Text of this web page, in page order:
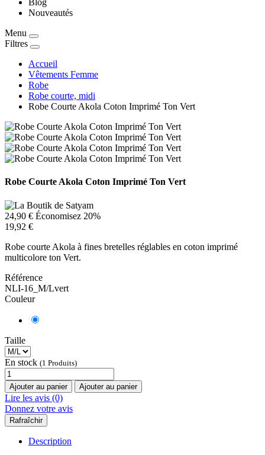
Blog
Nouveautés
Menu
Filtres
Accueil
Vêtements Femme
Robe
Robe courte, midi
Robe Courte Akola Coton Imprimé Ton Vert
Robe Courte Akola Coton Imprimé Ton Vert
24,90 € Économisez 20%
19,92 €
Robe courte Akola à fines bretelles réglables en coton imprimé
multicolore ton Vert.
Référence
NLI-16_M/Lvert
Couleur
Taille
En stock (1 Produits)
Ajouter au panier Ajouter au panier
Lire les avis (0)
Donnez votre avis
Description